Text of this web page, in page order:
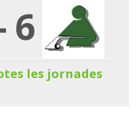
6
les jornades